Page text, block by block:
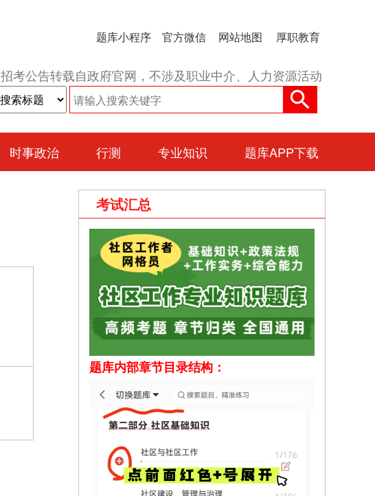
题库小程序 官方微信 网站地图 厚职教育
招考公告转载自政府官网，不涉及职业中介、人力资源活动
时事政治 行测 专业知识 题库APP下载
考试汇总
题库内部章节目录结构：